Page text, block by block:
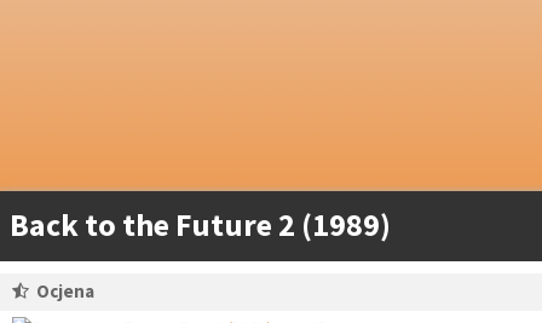
Back to the Future 2 (1989)
Ocjena